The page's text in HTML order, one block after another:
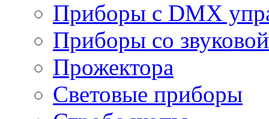
Приборы с DMX
Приборы со
Прожектора
Световые приборы